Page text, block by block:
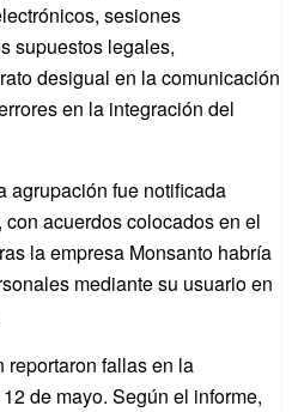
sesiones
supuestos legales,
desigual en la comunicación
en la integración del
agrupación fue notificada
acuerdos colocados en el
la empresa Monsanto habría
mediante su usuario en
reportaron fallas en la
de mayo. Según el informe,